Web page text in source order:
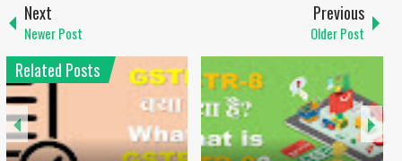
Next
Newer Post
Previous
Older Post
Related Posts